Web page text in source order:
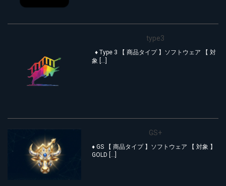
type3
♦︎ Type 3 【 商品タイプ 】ソフトウェア 【 対
象 […]
GS+
♦︎ GS 【 商品タイプ 】ソフトウェア 【 対象 】
GOLD […]